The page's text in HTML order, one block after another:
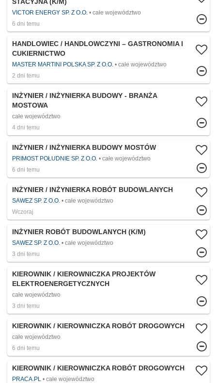
STACYJNA (K/M)
VICTOR ENERGY SP. Z O.O.
całe województwo
6 dni temu
HANDLOWIEC / HANDLOWCZYNI – GASTRONOMIA I
CUKIERNICTWO
MASTER MARTINI POLSKA SP. Z O.O.
całe województwo
2 dni temu
INŻYNIER / INŻYNIERKA BUDOWY - BRANŻA
MOSTOWA
całe województwo
4 dni temu
INŻYNIER / INŻYNIERKA BUDOWY MOSTÓW
PRIMOST POŁUDNIE SP. Z O.O.
całe województwo
6 dni temu
INŻYNIER / INŻYNIERKA ROBÓT BUDOWLANYCH
SAWEZ SP. Z O.O.
całe województwo
Wczoraj
INŻYNIER ROBÓT BUDOWLANYCH (K/M)
SAWEZ SP. Z O.O.
całe województwo
3 dni temu
KIEROWNIK / KIEROWNICZKA PROJEKTÓW
ELEKTROENERGETYCZNYCH
całe województwo
3 dni temu
KIEROWNIK / KIEROWNICZKA ROBÓT DROGOWYCH
całe województwo
6 dni temu
KIEROWNIK / KIEROWNICZKA ROBÓT DROGOWYCH
PRACA.PL całe województwo